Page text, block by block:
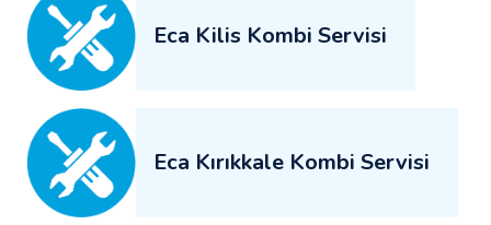
Eca Kilis Kombi Servisi
Eca Kırıkkale Kombi Servisi